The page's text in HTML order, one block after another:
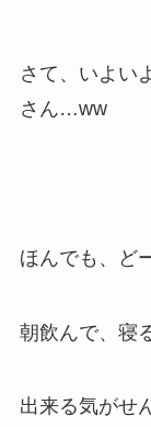
さて、いよい
さん…ww
ほんでも、ど
朝飲んで、寝
出来る気がせ